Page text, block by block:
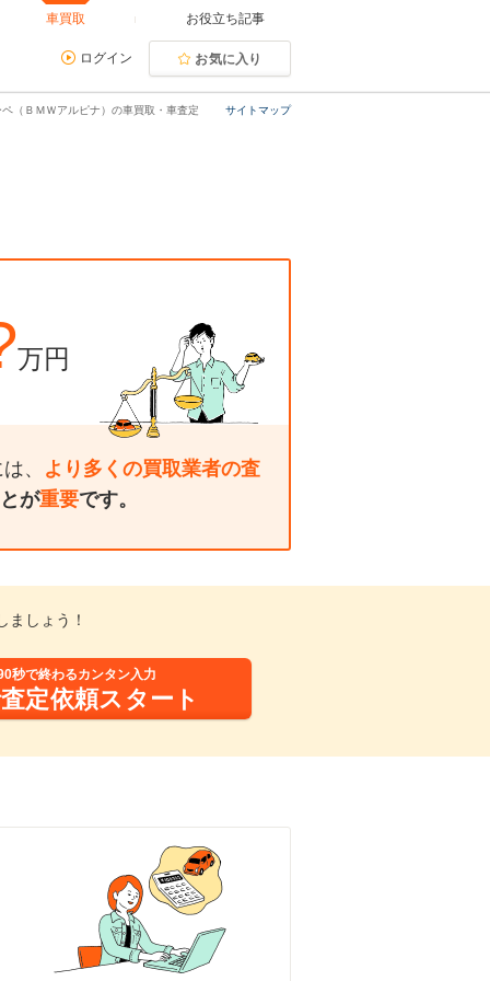
車買取 お役立ち記事
ログイン お気に入り
サイトマップ
（ＢＭＷアルピナ）の車買取・車査定
万円
、 より多くの買取業者の査
が重要です。
しょう！
秒で終わるカンタン入力
定依頼スタート